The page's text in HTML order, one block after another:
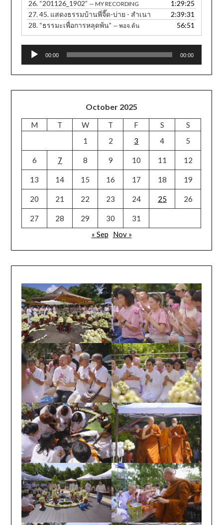
26. “201126_1902” — MY RECORDING
1:29:25
27.45. แสดงธรรมบ้านพี่จี๊ด-บ่าย - สำเนา
2:39:31
28. “ธรรมะเพื่อการหลุดพ้น” — พอจ.ต้น 56:51
Audio
00:00 00:00
October 2025
M T W T F S
S
1
2 3 4 5
6 7 8 9 10 11 12
13 14 15 16 17 18 19
20 21 22 23 24 25 26
27 28 29 30
31
« Sep
Nov »